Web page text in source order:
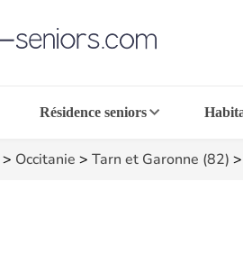
Résidence seniors
> Occitanie > Tarn et Garonne (82) >